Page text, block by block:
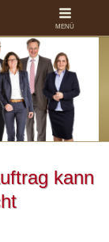
kann
MENÜ